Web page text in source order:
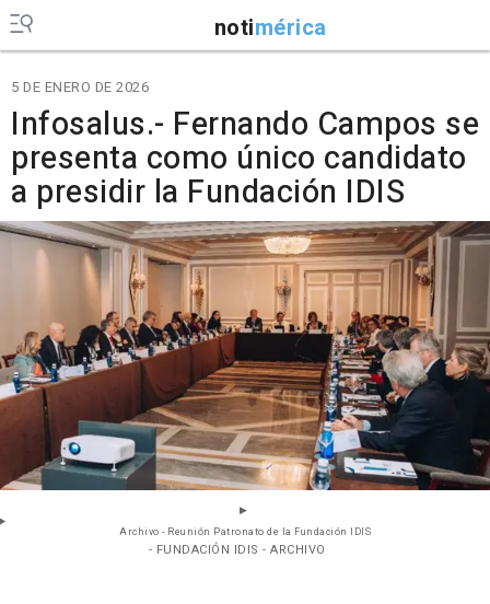
notimérica
5 DE ENERO DE 2026
Infosalus.- Fernando Campos se
presenta como único candidato
a presidir la Fundación IDIS
Archivo - Reunión Patronato de la Fundación IDIS
- FUNDACIÓN IDIS - ARCHIVO